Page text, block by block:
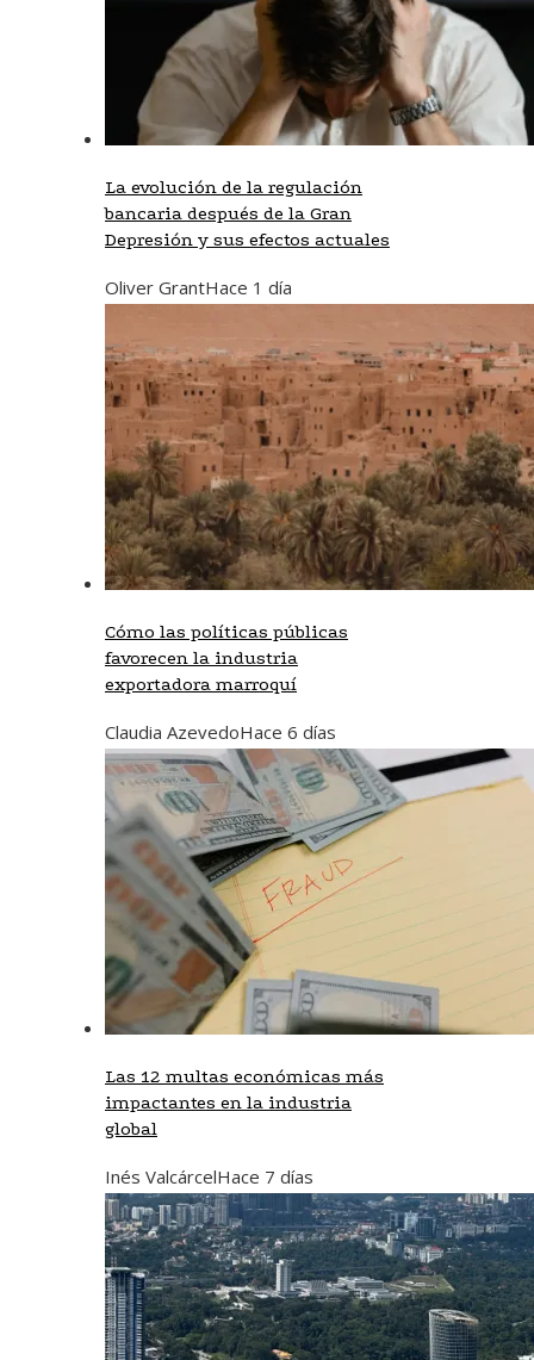
La evolución de la regulación
bancaria después de la Gran
Depresión y sus efectos actuales
Oliver GrantHace 1 día
Cómo las políticas públicas
favorecen la industria
exportadora marroquí
Claudia AzevedoHace 6 días
Las 12 multas económicas más
impactantes en la industria
global
Inés ValcárcelHace 7 días